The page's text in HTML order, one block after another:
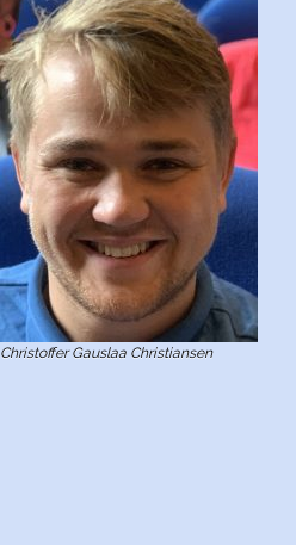
Christoffer Gauslaa Christiansen